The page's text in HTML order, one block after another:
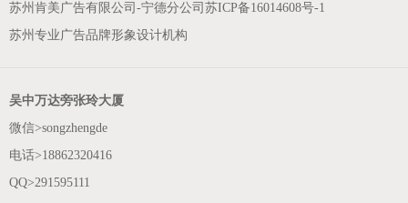
苏州肯美广告有限公司-宁德分公司 苏ICP备16014608号-1
苏州专业广告品牌形象设计机构
吴中万达旁张玲大厦
微信>songzhengde
电话>18862320416
QQ>291595111